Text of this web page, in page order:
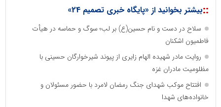
::بیشتر بخوانید از «پایگاه خبری تصمیم 24»
سلاح در دست و نام حسین(ع) بر لب؛ سوگ و حماسه در هیأت
فاطمیون اشکنان
روایت مادر شهیده الهام زایری از پیوند شیرخوارگان حسینی با
مظلومیت مادران غزه
افتتاح موکب شهدای جنگ رمضان لامرد با حضور مسئولان و
خانواده‌های شهدا